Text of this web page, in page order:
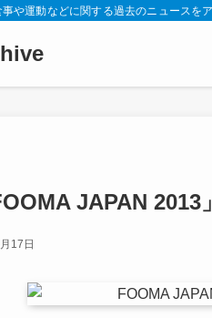
や運動などに関する過去のニュースを
JAPAN
17日